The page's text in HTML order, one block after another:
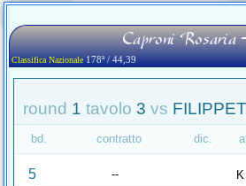
Caproni
Classifica Nazionale178ª / 44,39
round 1 tavolo 3 vs
bd. contratto dic.
5 -- K